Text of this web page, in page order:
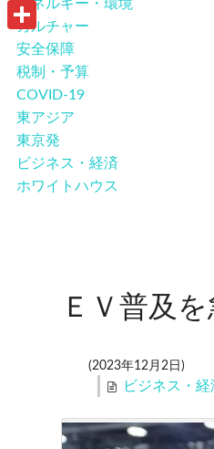
エネルギー・環境
カルチャー
安全保障
税制・予算
COVID-19
東アジア
東京発
ビジネス・経済
ホワイトハウス
ＥＶ普及
(2023年12月2日)
ビジネス・経
o
t
P
共
有